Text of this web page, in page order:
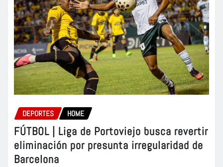
DEPORTES HOME
FÚTBOL | Liga de Portoviejo busca revertir
eliminación por presunta irregularidad de
Barcelona